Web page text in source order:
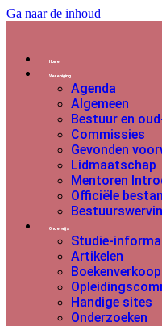
Ga naar de inhoud
Home
Vereniging
Agenda
Algemeen
Bestuur en
Commissies
Gevonden
Lidmaatschap
Mentoren
Officiële
Onderwijs
Studie-
Artikelen
Boekenverkoop
Handige sites
Onderzoeken